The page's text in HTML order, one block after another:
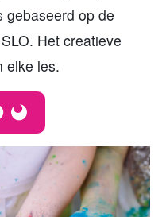
gebaseerd op de
Het creatieve
elke les.